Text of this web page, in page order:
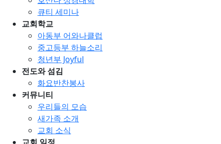
큐티 세미나
교회학교
아동부 어와나클럽
중고등부 하늘소리
청년부 Joyful
전도와 섬김
화요반찬봉사
커뮤니티
우리들의 모습
새가족 소개
교회 소식